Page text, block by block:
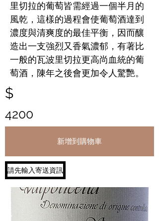
里切拉的葡萄皆需經過一個半月的
風乾，這樣的過程會使葡萄酒達到
濃度與清爽度的最佳平衡，因而釀
造出一支強烈又香氣濃郁，有著比
一般的瓦波里切拉更高尚血統的葡
萄酒，陳年之後會更加令人驚艷。
$
4200
新增到購物車
請先輸入寄送資訊